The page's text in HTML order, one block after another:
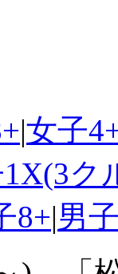
|女子
ク
8+|男